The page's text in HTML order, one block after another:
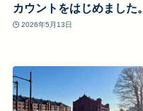
カウントをはじめました。
2026年5月13日